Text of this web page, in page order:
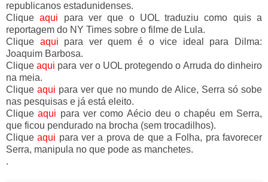
republicanos estadunidenses.
Cliqueaqui para ver que o UOL traduziu como quis a
reportagem do NY Times sobre o filme de Lula.
Clique aqui para ver quem é o vice ideal para Dilma:
Joaquim Barbosa.
Cliqueaqui para ver o UOL protegendo o Arruda do dinheiro
na meia.
Clique aqui para ver que no mundo de Alice, Serra só sobe
nas pesquisas e já está eleito.
Cliqueaqui para ver como Aécio deu o chapéu em Serra,
que ficou pendurado na brocha (sem trocadilhos).
Cliqueaqui para ver a prova de que a Folha, pra favorecer
Serra, manipula no que pode as manchetes.
.